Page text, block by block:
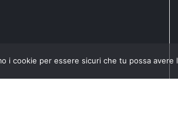
i cookie per essere sicuri che tu possa